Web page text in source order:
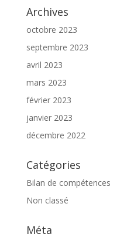
Archives
octobre 2023
septembre 2023
avril 2023
mars 2023
février 2023
janvier 2023
décembre 2022
Catégories
Bilan de compétences
Non classé
Méta